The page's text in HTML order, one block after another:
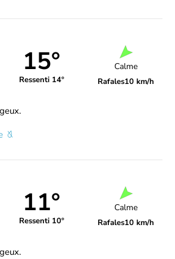
15°
Ressenti 14°
Calme
Rafales10 km/h
11°
Ressenti 10°
Calme
Rafales10 km/h